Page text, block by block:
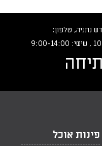
פינות אוכל